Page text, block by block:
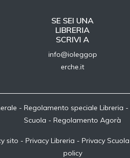
SE SEI UNA
LIBRERIA
SCRIVI A
info@ioleggop
erche.it
- Regolamento speciale Libreria -
Scuola - Regolamento Agorà
sito - Privacy Libreria - Privacy Scuola
policy